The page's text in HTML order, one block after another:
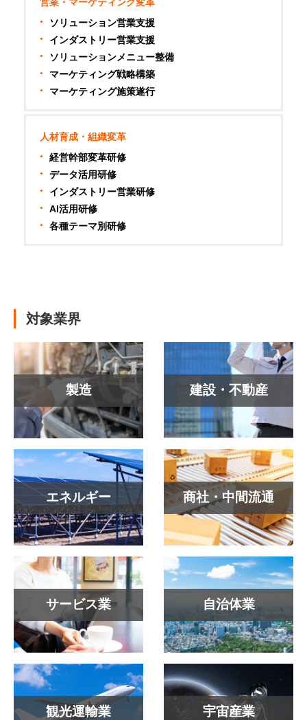
営業・マーケティング変革
ソリューション営業支援
インダストリー営業支援
ソリューションメニュー整備
マーケティング戦略構築
マーケティング施策遂行
人材育成・組織変革
経営幹部変革研修
データ活用研修
インダストリー営業研修
AI活用研修
各種テーマ別研修
対象業界
製造 建設・不動産
エネルギー 商社・中間流通
サービス業 自治体業
観光運輸業 宇宙産業